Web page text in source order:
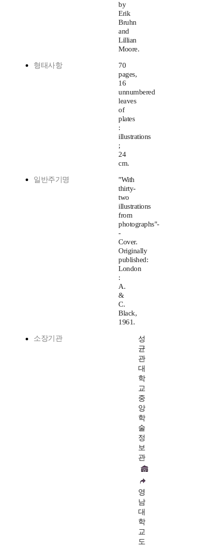
by
Erik
Bruhn
and
Lillian
Moore.
형태사항
70
pages,
16
unnumbered
leaves
of
plates
:
illustrations
;
24
cm.
일반주기명
"With
thirty-
two
illustrations
from
photographs"-
-
Cover.
Originally
published:
London
:
A.
&
C.
Black,
1961.
소장기관
성
균
관
대
학
교
중
앙
학
술
정
보
관
영
남
대
학
교
도